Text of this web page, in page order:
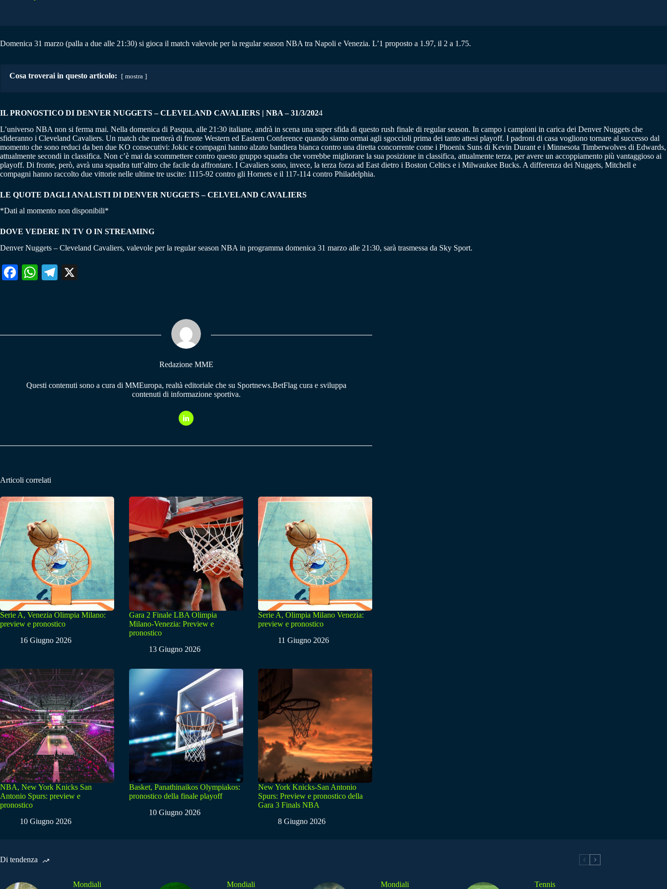
Domenica 31 marzo (palla a due alle 21:30) si gioca il match valevole per la regular season NBA tra Napoli e Venezia. L’1 proposto a 1.97, il 2 a 1.75.
Cosa troverai in questo articolo: mostra
IL PRONOSTICO DI DENVER NUGGETS – CLEVELAND CAVALIERS | NBA – 31/3/2024
L’universo NBA non si ferma mai. Nella domenica di Pasqua, alle 21:30 italiane, andrà in scena una super sfida di questo rush finale di regular season. In campo i campioni in carica dei Denver Nuggets che
sfideranno i Cleveland Cavaliers. Un match che metterà di fronte Western ed Eastern Conference quando siamo ormai agli sgoccioli prima dei tanto attesi playoff. I padroni di casa vogliono tornare al successo dal
momento che sono reduci da ben due KO consecutivi: Jokic e compagni hanno alzato bandiera bianca contro una diretta concorrente come i Phoenix Suns di Kevin Durant e i Minnesota Timberwolves di Edwards,
attualmente secondi in classifica. Non c’è mai da scommettere contro questo gruppo squadra che vorrebbe migliorare la sua posizione in classifica, attualmente terza, per avere un accoppiamento più vantaggioso ai
playoff. Di fronte, però, avrà una squadra tutt’altro che facile da affrontare. I Cavaliers sono, invece, la terza forza ad East dietro i Boston Celtics e i Milwaukee Bucks. A differenza dei Nuggets, Mitchell e
compagni hanno raccolto due vittorie nelle ultime tre uscite: 1115-92 contro gli Hornets e il 117-114 contro Philadelphia.
LE QUOTE DAGLI ANALISTI DI DENVER NUGGETS – CELVELAND CAVALIERS
*Dati al momento non disponibili*
DOVE VEDERE IN TV O IN STREAMING
Denver Nuggets – Cleveland Cavaliers, valevole per la regular season NBA in programma domenica 31 marzo alle 21:30, sarà trasmessa da Sky Sport.
Fa W
pp
Te
m
Redazione MME
Questi contenuti sono a cura di MMEuropa, realtà editoriale che su Sportnews.BetFlag cura e sviluppa
contenuti di informazione sportiva.
Articoli correlati
Serie A, Venezia Olimpia Milano:
preview e pronostico
16 Giugno 2026
Gara 2 Finale LBA Olimpia
Milano-Venezia: Preview e
pronostico
13 Giugno 2026
Serie A, Olimpia Milano Venezia:
preview e pronostico
11 Giugno 2026
NBA, New York Knicks San
Antonio Spurs: preview e
pronostico
10 Giugno 2026
Basket, Panathinaikos Olympiakos:
pronostico della finale playoff
10 Giugno 2026
New York Knicks-San Antonio
Spurs: Preview e pronostico della
Gara 3 Finals NBA
8 Giugno 2026
Di tendenza
Mondiali Mondiali Mondiali Tennis